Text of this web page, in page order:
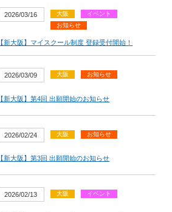
2026/03/16 大阪
イベント
お知らせ
【新大阪】マイスクール制度 登録受付開始！
2026/03/09 大阪 お知らせ
【新大阪】第4回 出願開始のお知らせ
2026/02/24 大阪 お知らせ
【新大阪】第3回 出願開始のお知らせ
2026/02/13 大阪 イベント